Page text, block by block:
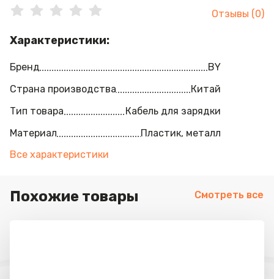
Отзывы (0)
Характеристики:
Бренд
BY
Страна производства
Китай
Тип товара
Кабель для зарядки
Материал
Пластик, металл
Все характеристики
Похожие товары Смотреть все